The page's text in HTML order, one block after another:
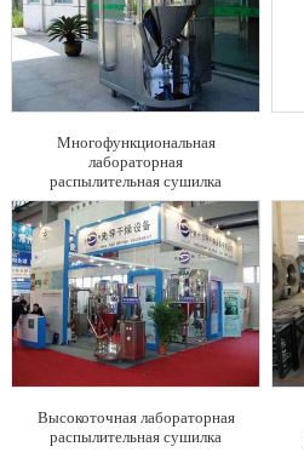
Многофункциональная
лабораторная
распылительная сушилка
Высокоточная лабораторная
распылительная сушилка